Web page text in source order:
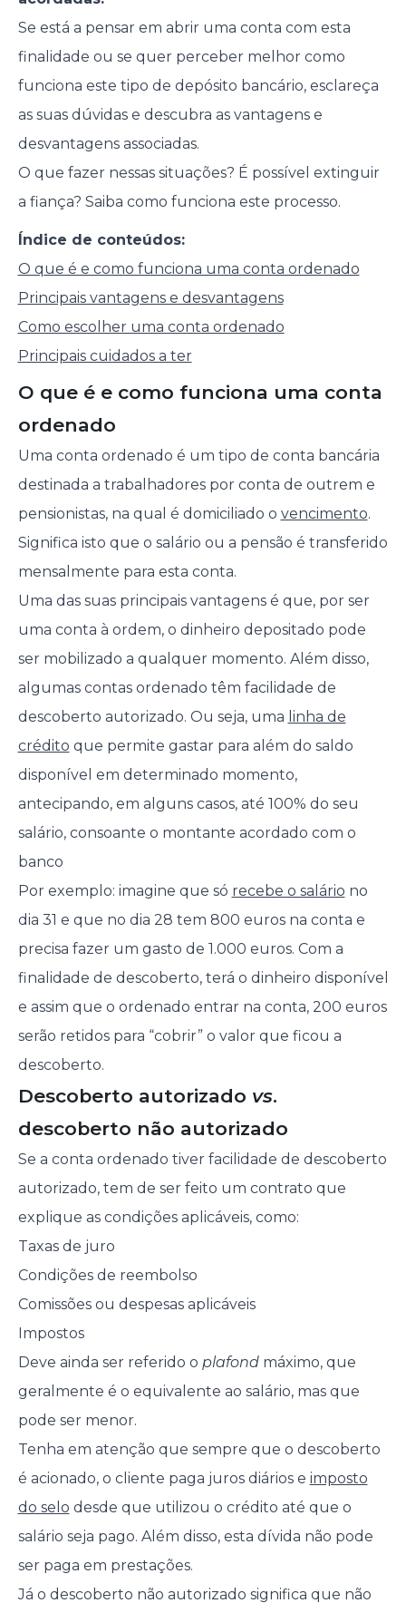
Se está a pensar em abrir uma conta com esta
finalidade ou se quer perceber melhor como
funciona este tipo de depósito bancário, esclareça
as suas dúvidas e descubra as vantagens e
desvantagens associadas.
O que fazer nessas situações? É possível extinguir
a fiança? Saiba como funciona este processo.
Índice de conteúdos:
O que é e como funciona uma conta ordenado
Principais vantagens e desvantagens
Como escolher uma conta ordenado
Principais cuidados a ter
O que é e como funciona uma conta
ordenado
Uma conta ordenado é um tipo de conta bancária
destinada a trabalhadores por conta de outrem e
pensionistas, na qual é domiciliado o vencimento.
Significa isto que o salário ou a pensão é transferido
mensalmente para esta conta.
Uma das suas principais vantagens é que, por ser
uma conta à ordem, o dinheiro depositado pode
ser mobilizado a qualquer momento. Além disso,
algumas contas ordenado têm facilidade de
descoberto autorizado. Ou seja, uma linha de
crédito que permite gastar para além do saldo
disponível em determinado momento,
antecipando, em alguns casos, até 100% do seu
salário, consoante o montante acordado com o
banco
Por exemplo: imagine que só recebe o salário no
dia 31 e que no dia 28 tem 800 euros na conta e
precisa fazer um gasto de 1.000 euros. Com a
finalidade de descoberto, terá o dinheiro disponível
e assim que o ordenado entrar na conta, 200 euros
serão retidos para “cobrir” o valor que ficou a
descoberto.
Descoberto autorizado vs.
descoberto não autorizado
Se a conta ordenado tiver facilidade de descoberto
autorizado, tem de ser feito um contrato que
explique as condições aplicáveis, como:
Taxas de juro
Condições de reembolso
Comissões ou despesas aplicáveis
Impostos
Deve ainda ser referido o plafondmáximo, que
geralmente é o equivalente ao salário, mas que
pode ser menor.
Tenha em atenção que sempre que o descoberto
é acionado, o cliente paga juros diários e imposto
do selo desde que utilizou o crédito até que o
salário seja pago. Além disso, esta dívida não pode
ser paga em prestações.
Já o descoberto não autorizado significa que não